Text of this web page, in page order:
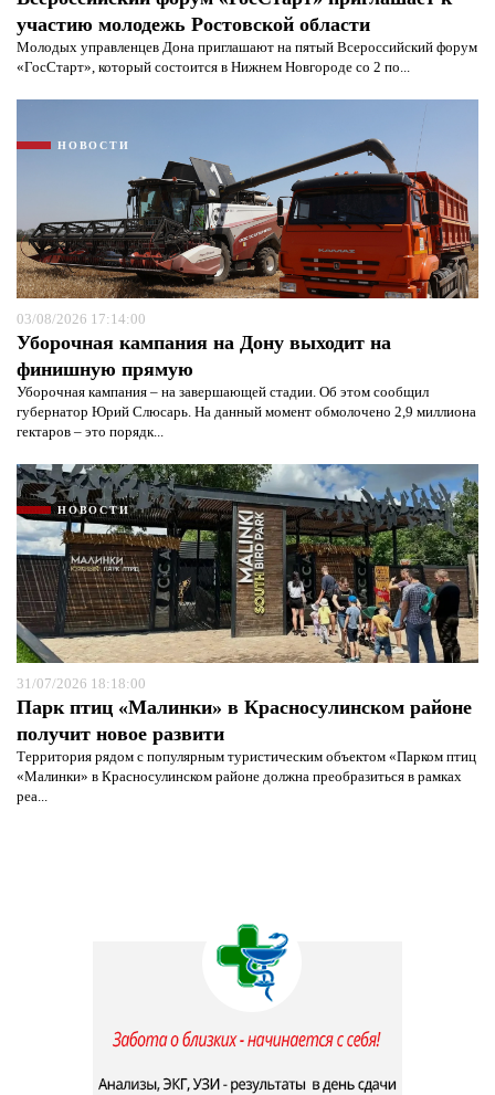
участию молодежь Ростовской области
Молодых управленцев Дона приглашают на пятый Всероссийский форум
«ГосСтарт», который состоится в Нижнем Новгороде со 2 по...
НОВОСТИ
03/08/2026 17:14:00
Уборочная кампания на Дону выходит на
финишную прямую
Уборочная кампания – на завершающей стадии. Об этом сообщил
губернатор Юрий Слюсарь. На данный момент обмолочено 2,9 миллиона
гектаров – это порядк...
НОВОСТИ
31/07/2026 18:18:00
Парк птиц «Малинки» в Красносулинском районе
получит новое развити
Территория рядом с популярным туристическим объектом «Парком птиц
«Малинки» в Красносулинском районе должна преобразиться в рамках
реа...